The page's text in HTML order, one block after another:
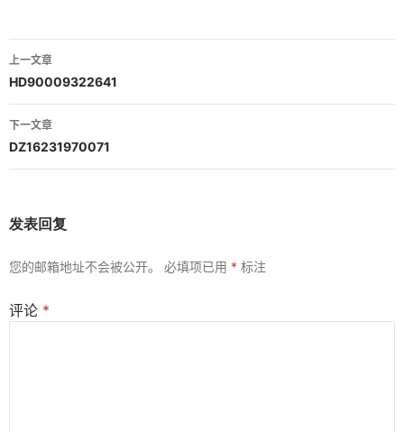
文
章
导
航
上一文章
HD90009322641
下一文章
DZ16231970071
发表回复
您的邮箱地址不会被公开。 必填项已用 * 标注
评论 *